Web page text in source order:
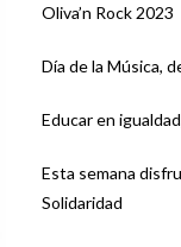
Oliva’n Rock 2023
Día de la Música,
Educar en
Esta semana
Solidaridad